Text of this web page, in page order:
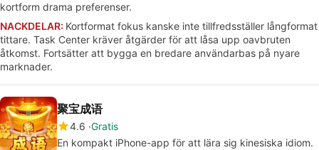
kortform drama preferenser.
NACKDELAR: Kortformat fokus kanske inte tillfredsställer långformat
tittare. Task Center kräver åtgärder för att låsa upp oavbruten
åtkomst. Fortsätter att bygga en bredare användarbas på nyare
marknader.
聚宝成语
4.6 Gratis
En kompakt iPhone-app för att lära sig kinesiska idiom.